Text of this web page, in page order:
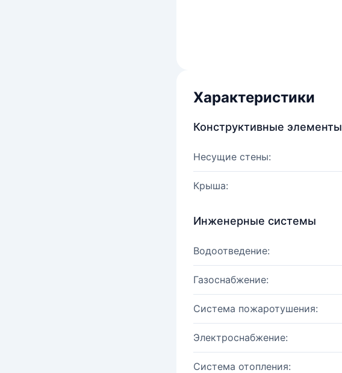
Характеристики
Конструктивные элементы
Несущие стены:
Крыша:
Инженерные системы
Водоотведение:
Газоснабжение:
Система пожаротушения:
Электроснабжение:
Система отопления: